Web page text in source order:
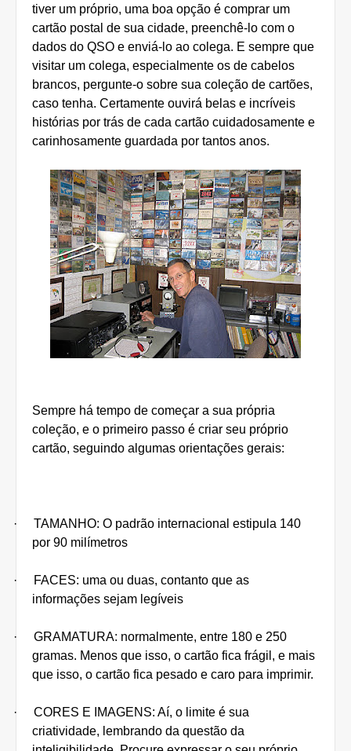
tiver um próprio, uma boa opção é comprar um
cartão postal de sua cidade, preenchê-lo com o
dados do QSO e enviá-lo ao colega. E sempre que
visitar um colega, especialmente os de cabelos
brancos, pergunte-o sobre sua coleção de cartões,
caso tenha. Certamente ouvirá belas e incríveis
histórias por trás de cada cartão cuidadosamente e
carinhosamente guardada por tantos anos.
Sempre há tempo de começar a sua própria
coleção, e o primeiro passo é criar seu próprio
cartão, seguindo algumas orientações gerais:
·
TAMANHO: O padrão internacional estipula 140
por 90 milímetros
·
FACES: uma ou duas, contanto que as
informações sejam legíveis
·
GRAMATURA: normalmente, entre 180 e 250
gramas. Menos que isso, o cartão fica frágil, e mais
que isso, o cartão fica pesado e caro para imprimir.
·
CORES E IMAGENS: Aí, o limite é sua
criatividade, lembrando da questão da